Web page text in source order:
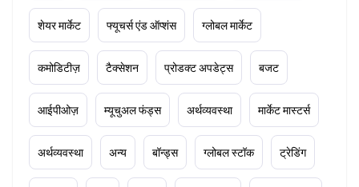
शेयर मार्केट फ्यूचर्स एंड ऑप्शंस ग्लोबल मार्केट
कमोडिटीज़ टैक्सेशन प्रोडक्ट अपडेट्स बजट
आईपीओज़ म्यूचुअल फंड्स अर्थव्यवस्था मार्केट मास्टर्स
अर्थव्यवस्था अन्य बॉन्ड्स ग्लोबल स्टॉक ट्रेडिंग